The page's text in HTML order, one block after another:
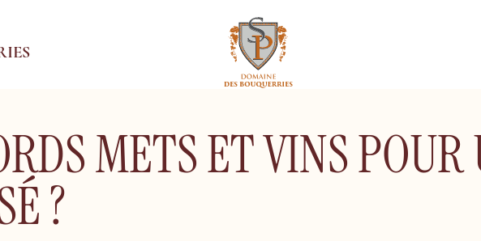
METS ET VINS POUR
?